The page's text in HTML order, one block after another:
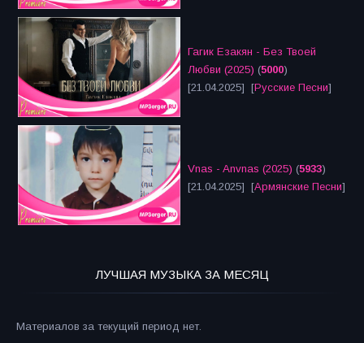
Гагик Езакян - Без Твоей
Любви (2025) (5000)
[21.04.2025] [Русские Песни]
Vnas - Anvnas (2025) (5933)
[21.04.2025] [Армянские Песни]
ЛУЧШАЯ МУЗЫКА ЗА МЕСЯЦ
Материалов за текущий период нет.